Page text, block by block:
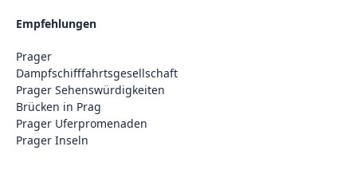
Empfehlungen
Prager
Dampfschifffahrtsgesellschaft
Prager Sehenswürdigkeiten
Brücken in Prag
Prager Uferpromenaden
Prager Inseln